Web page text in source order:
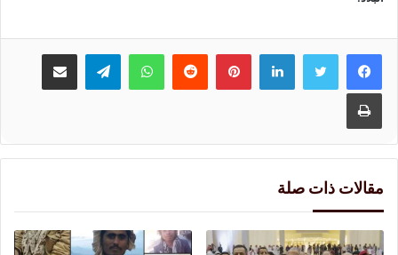
لينكدإنبينتيريست واتسابتيلقرام مشاركة عبر البريد
طباعة
مقالات ذات صلة